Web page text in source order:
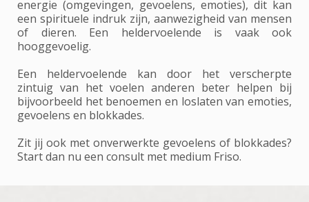
energie (omgevingen, gevoelens, emoties), dit kan
een spirituele indruk zijn, aanwezigheid van mensen
of dieren. Een heldervoelende is vaak ook
hooggevoelig.
Een heldervoelende kan door het verscherpte
zintuig van het voelen anderen beter helpen bij
bijvoorbeeld het benoemen en loslaten van emoties,
gevoelens en blokkades.
Zit jij ook met onverwerkte gevoelens of blokkades?
Start dan nu een consult met medium Friso.